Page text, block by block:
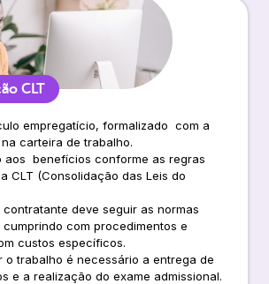
CLT
empregatício, formalizado com a
carteira de trabalho.
aos benefícios conforme as regras
CLT (Consolidação das Leis do
contratante deve seguir as normas
com procedimentos e
custos específicos.
o trabalho é necessário a entrega de
e a realização do exame admissional.